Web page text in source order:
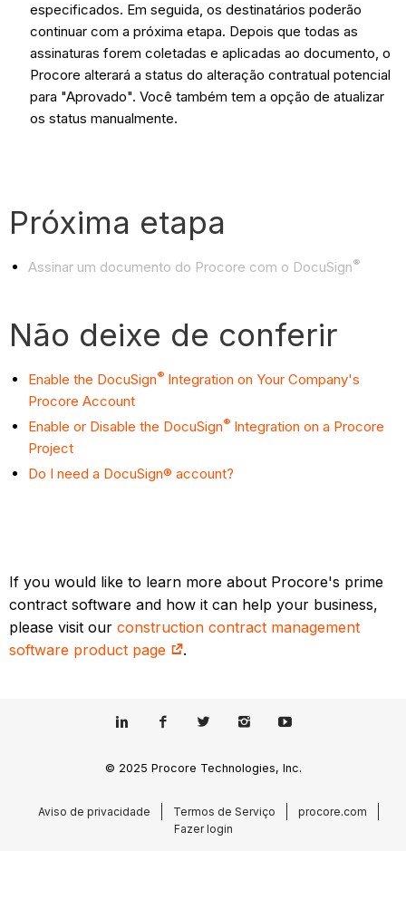
especificados. Em seguida, os destinatários poderão
continuar com a próxima etapa. Depois que todas as
assinaturas forem coletadas e aplicadas ao documento, o
Procore alterará a status do alteração contratual potencial
para "Aprovado". Você também tem a opção de atualizar
os status manualmente.
Próxima etapa
Assinar um documento do Procore com o DocuSign®
Não deixe de conferir
Enable the DocuSign® Integration on Your Company's
Procore Account
Enable or Disable the DocuSign® Integration on a Procore
Project
Do I need a DocuSign® account?
If you would like to learn more about Procore's prime
contract software and how it can help your business,
please visit ourconstruction contract management
software product page
.
© 2025 Procore Technologies, Inc.
Aviso de privacidade Termos de Serviço
procore.com
Fazer login